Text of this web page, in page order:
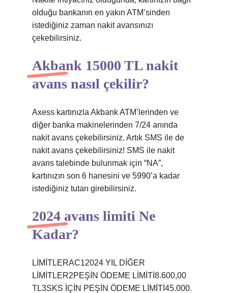
olduğu bankanın en yakın ATM’sinden
istediğiniz zaman nakit avansınızı
çekebilirsiniz.
Akbank 15000 TL nakit
avans nasıl çekilir?
Axess kartınızla Akbank ATM’lerinden ve
diğer banka makinelerinden 7/24 anında
nakit avans çekebilirsiniz. Artık SMS ile de
nakit avans çekebilirsiniz! SMS ile nakit
avans talebinde bulunmak için “NA”,
kartınızın son 6 hanesini ve 5990’a kadar
istediğiniz tutarı girebilirsiniz.
2024 avans limiti Ne
Kadar?
LİMİTLERAC12024 YIL DİĞER
LİMİTLER2PEŞİN ÖDEME LİMİTİ8.600,00
TL3SKS İÇİN PEŞİN ÖDEME LİMİTİ45.000.